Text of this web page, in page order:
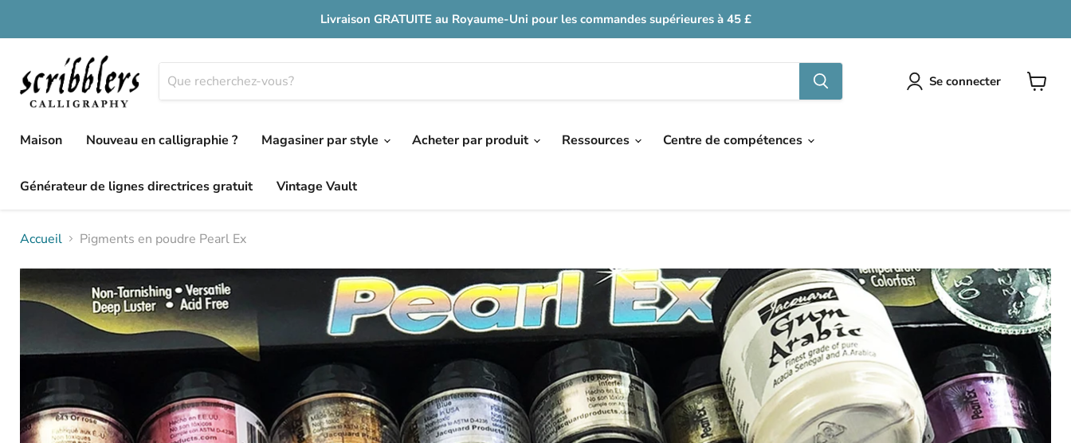
Livraison GRATUITE au Royaume-Uni pour les commandes supérieures à 45 £
Se connecter
Maison Nouveau en calligraphie ? Magasiner par style Acheter par produit Ressources Centre de compétences
Générateur de lignes directrices gratuit Vintage Vault
Accueil Pigments en poudre Pearl Ex